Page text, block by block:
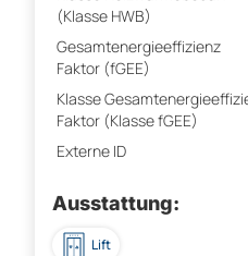
(Klasse HWB)
Gesamtenergieeffizienz
Faktor (fGEE)
Klasse
Faktor (Klasse fGEE)
Externe ID
Ausstattung:
Lift